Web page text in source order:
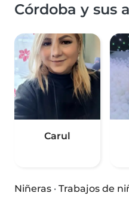
Córdoba y sus
Carul
Niñeras · Trabajos de